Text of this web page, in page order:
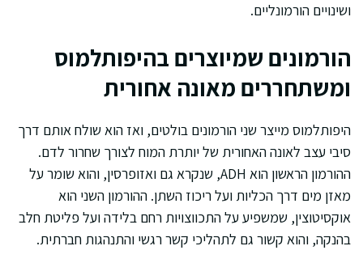
ושינויים הורמונליים.
הורמונים שמיוצרים בהיפותלמוס
ומשתחררים מאונה אחורית
היפותלמוס מייצר שני הורמונים בולטים, ואז הוא שולח אותם דרך
סיבי עצב לאונה האחורית של יותרת המוח לצורך שחרור לדם.
ההורמון הראשון הוא ADH, שנקרא גם ואזופרסין, והוא שומר על
מאזן מים דרך הכליות ועל ריכוז השתן. ההורמון השני הוא
אוקסיטוצין, שמשפיע על התכווצויות רחם בלידה ועל פליטת חלב
בהנקה, והוא קשור גם לתהליכי קשר רגשי והתנהגות חברתית.